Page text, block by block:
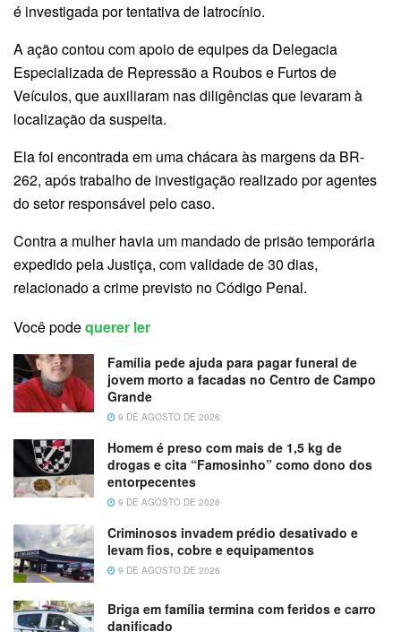
é investigada por tentativa de latrocínio.
A ação contou com apoio de equipes da Delegacia
Especializada de Repressão a Roubos e Furtos de
Veículos, que auxiliaram nas diligências que levaram à
localização da suspeita.
Ela foi encontrada em uma chácara às margens da BR-
262, após trabalho de investigação realizado por agentes
do setor responsável pelo caso.
Contra a mulher havia um mandado de prisão temporária
expedido pela Justiça, com validade de 30 dias,
relacionado a crime previsto no Código Penal.
Você podequerer ler
Família pede ajuda para pagar funeral de
jovem morto a facadas no Centro de Campo
Grande
9 DE AGOSTO DE 2026
Homem é preso com mais de 1,5 kg de
drogas e cita “Famosinho” como dono dos
entorpecentes
9 DE AGOSTO DE 2026
Criminosos invadem prédio desativado e
levam fios, cobre e equipamentos
9 DE AGOSTO DE 2026
Briga em família termina com feridos e carro
danificado